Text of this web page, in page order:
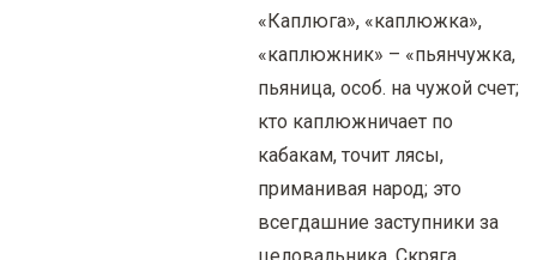
«Каплюга», «каплюжка»,
«каплюжник» – «пьянчужка,
пьяница, особ. на чужой счет;
кто каплюжничает по
кабакам, точит лясы,
приманивая народ; это
всегдашние заступники за